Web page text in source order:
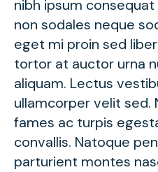
nibh ipsum
non sodales neque
eget mi proin sed
tortor at auctor urna
aliquam. Lectus
ullamcorper velit sed.
fames ac turpis
convallis. Natoque
parturient montes